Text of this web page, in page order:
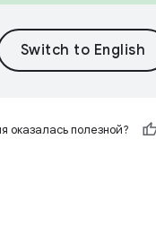
оказалась полезной?